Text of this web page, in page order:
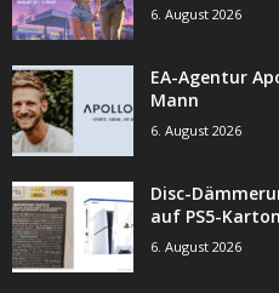
6. August 2026
EA-Agentur
Mann
6. August 2026
Disc-
auf PS5-
6. August 2026